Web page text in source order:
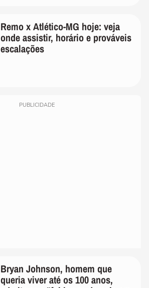
Remo x Atlético-MG hoje: veja
onde assistir, horário e prováveis
escalações
PUBLICIDADE
Bryan Johnson, homem que
queria viver até os 100 anos,